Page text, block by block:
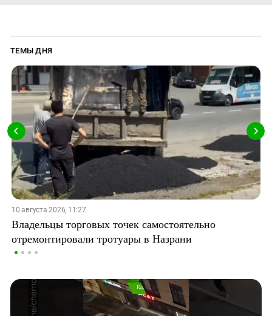
ТЕМЫ ДНЯ
10 августа 2026, 11:27
Владельцы торговых точек самостоятельно
отремонтировали тротуары в Назрани